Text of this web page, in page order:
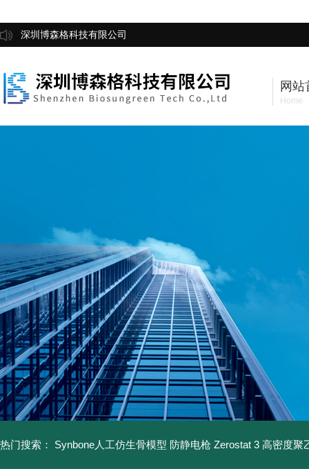
深圳博森格科技有限公司
网站
Home
热门搜索： Synbone人工仿生骨模型 防静电枪 Zerostat 3 高密度聚